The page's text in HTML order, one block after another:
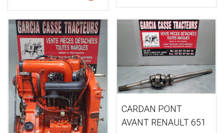
CARDAN PONT
AVANT RENAULT 651